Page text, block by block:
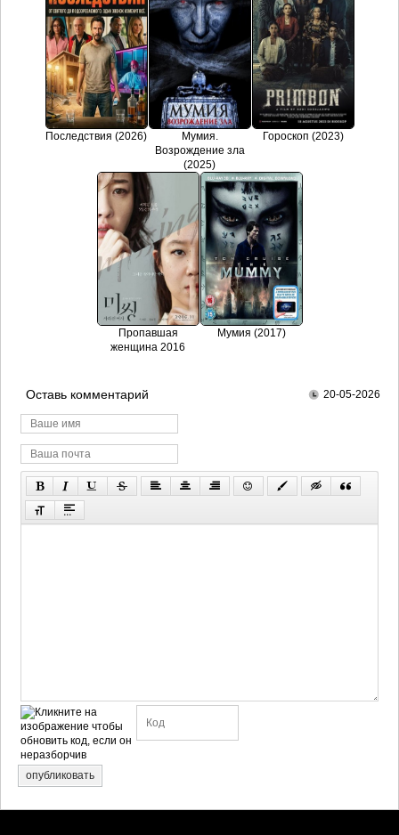
Последствия (2026)
Мумия.
Возрождение зла
(2025)
Гороскоп (2023)
Пропавшая
женщина 2016
Мумия (2017)
Оставь комментарий 20-05-2026
опубликовать